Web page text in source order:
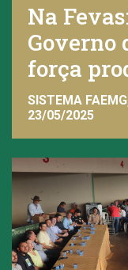
Na
Governo
força
SISTEMA
23/05/2025